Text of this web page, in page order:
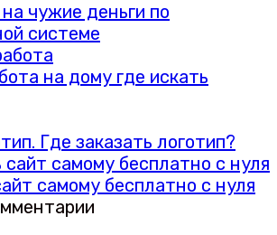
чужие деньги по
системе
на дому где искать
Где заказать логотип?
самому бесплатно с нуля